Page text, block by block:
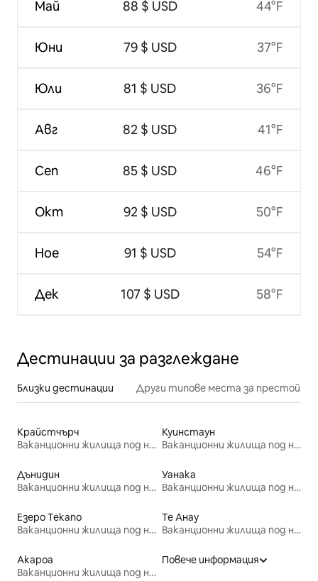
Май
Юни
Юли
Авг
Сеп
Окт
Ное
Дек
88 $ USD
79 $ USD
81 $ USD
82 $ USD
85 $ USD
92 $ USD
91 $ USD
107 $ USD
44°F
37°F
36°F
41°F
46°F
50°F
54°F
58°F
Дестинации за разглеждане
Близки дестинации Други типове места за престой
Крайстчърч
Ваканционни жилища под наем
Куинстаун
Ваканционни жилища под наем
Дънидин
Ваканционни жилища под наем
Уанака
Ваканционни жилища под наем
Езеро Текапо
Ваканционни жилища под наем
Те Анау
Ваканционни жилища под наем
Акароа
Ваканционни жилища под наем
Повече информация